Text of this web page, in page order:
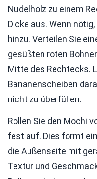
Nudelholz zu einem
Dicke aus. Wenn
hinzu. Verteilen Sie
gesüßten roten
Mitte des Rechtecks.
Bananenscheiben
nicht zu überfüllen.
Rollen Sie den Mochi
fest auf. Dies formt
die Außenseite mit
Textur und